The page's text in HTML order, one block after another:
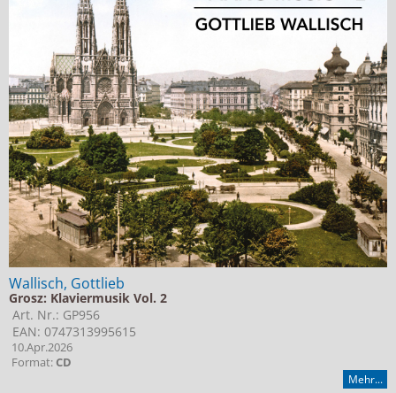
Wallisch, Gottlieb
Grosz: Klaviermusik Vol. 2
Art. Nr.: GP956
EAN: 0747313995615
10.Apr.2026
Format:CD
Mehr...